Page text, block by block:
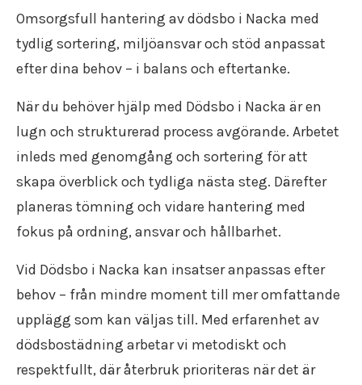
Flyttfirma Strängnäs
Flyttfirma Valdemarsvik
Flyttfirma Västervik
Flyttfirma Jönköping
Flyttfirma Arboga
Flyttfirma Askersund
Flyttfirma Boxholm
Flyttfirma Degerfors
Flyttfirma Enköping
Flyttfirma Finland
Flyttfirma Fjugesta
Flyttfirma Flen
Flyttfirma Gränna
Flyttstädning Söderköping
Flyttstädning Gnesta
Flyttstädning Flen
Flyttstädning Järna
Flyttstädning Kungsör
Flyttstädning Nykvarn
Flyttstädning Torshälla
Flyttstädning Kolmården
Flyttstädning Åtvidaberg
Flyttstädning Valdemarsvik
Flyttstädning Mariefred
Flyttstädning Vingåker
Flyttstädning Vadstena
Flyttstädning Östergötland
Flyttstädning Södermanland
Återvinning
Återbruk
Flyttkartonger
Företagsstädning
Kontorsstädning
Slutstädning
Städfirma
Trafiktillstånd
Kollektivavtal
Användarvillkor
Nyheter
Omsorgsfull hantering av dödsbo i Nacka med
tydlig sortering, miljöansvar och stöd anpassat
efter dina behov – i balans och eftertanke.
När du behöver hjälp med Dödsbo i Nacka är en
lugn och strukturerad process avgörande. Arbetet
inleds med genomgång och sortering för att
skapa överblick och tydliga nästa steg. Därefter
planeras tömning och vidare hantering med
fokus på ordning, ansvar och hållbarhet.
Vid Dödsbo i Nacka kan insatser anpassas efter
behov – från mindre moment till mer omfattande
upplägg som kan väljas till. Med erfarenhet av
dödsbostädning arbetar vi metodiskt och
respektfullt, där återbruk prioriteras när det är